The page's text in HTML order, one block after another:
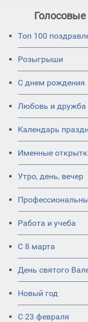
Топ 100
Розыгрыши
С днем рождения
Любовь и дружба
Календарь
Именные
Утро, день, вечер
Работа и учеба
С 8 марта
День святого
Новый год
С 23 февраля